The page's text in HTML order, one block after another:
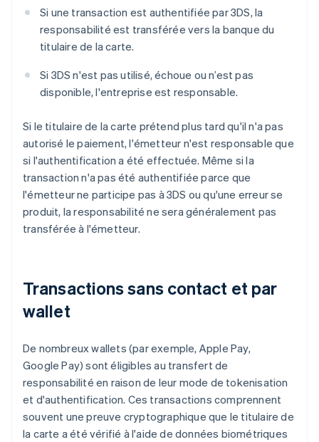
Si une transaction est authentifiée par 3DS, la
responsabilité est transférée vers la banque du
titulaire de la carte.
Si 3DS n'est pas utilisé, échoue ou n’est pas
disponible, l'entreprise est responsable.
Si le titulaire de la carte prétend plus tard qu'il n'a pas
autorisé le paiement, l'émetteur n'est responsable que
si l'authentification a été effectuée. Même si la
transaction n'a pas été authentifiée parce que
l'émetteur ne participe pas à 3DS ou qu'une erreur se
produit, la responsabilité ne sera généralement pas
transférée à l'émetteur.
Transactions sans contact et par
wallet
De nombreux wallets (par exemple, Apple Pay,
Google Pay) sont éligibles au transfert de
responsabilité en raison de leur mode de tokenisation
et d'authentification. Ces transactions comprennent
souvent une preuve cryptographique que le titulaire de
la carte a été vérifié à l'aide de données biométriques